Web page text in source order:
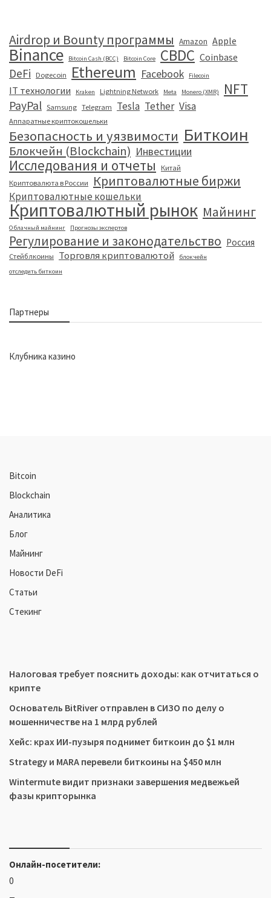
Airdrop и Bounty программы Amazon Apple
Binance Bitcoin Cash (BCC) Bitcoin Core CBDC Coinbase
DeFi Dogecoin Ethereum Facebook Filecoin
IT технологии Kraken Lightning Network Meta Monero (XMR) NFT
PayPal Samsung Telegram Tesla Tether Visa
Аппаратные криптокошельки
Безопасность и уязвимости Биткоин
Блокчейн (Blockchain) Инвестиции
Исследования и отчеты
Китай
Криптовалюта в России
Криптовалютные биржи
Криптовалютные кошельки
Криптовалютный рынок Майнинг
Облачный майнинг Прогнозы экспертов
Регулирование и законодательство Россия
Стейблкоины Торговля криптовалютой
блокчейн
отследить биткоин
Партнеры
Клубника казино
Bitcoin
Blockchain
Аналитика
Блог
Майнинг
Новости DeFi
Статьи
Стекинг
Налоговая требует пояснить доходы: как отчитаться о
крипте
Основатель BitRiver отправлен в СИЗО по делу о
мошенничестве на 1 млрд рублей
Хейс: крах ИИ-пузыря поднимет биткоин до $1 млн
Strategy и MARA перевели биткоины на $450 млн
Wintermute видит признаки завершения медвежьей
фазы крипторынка
Онлайн-посетители:
0